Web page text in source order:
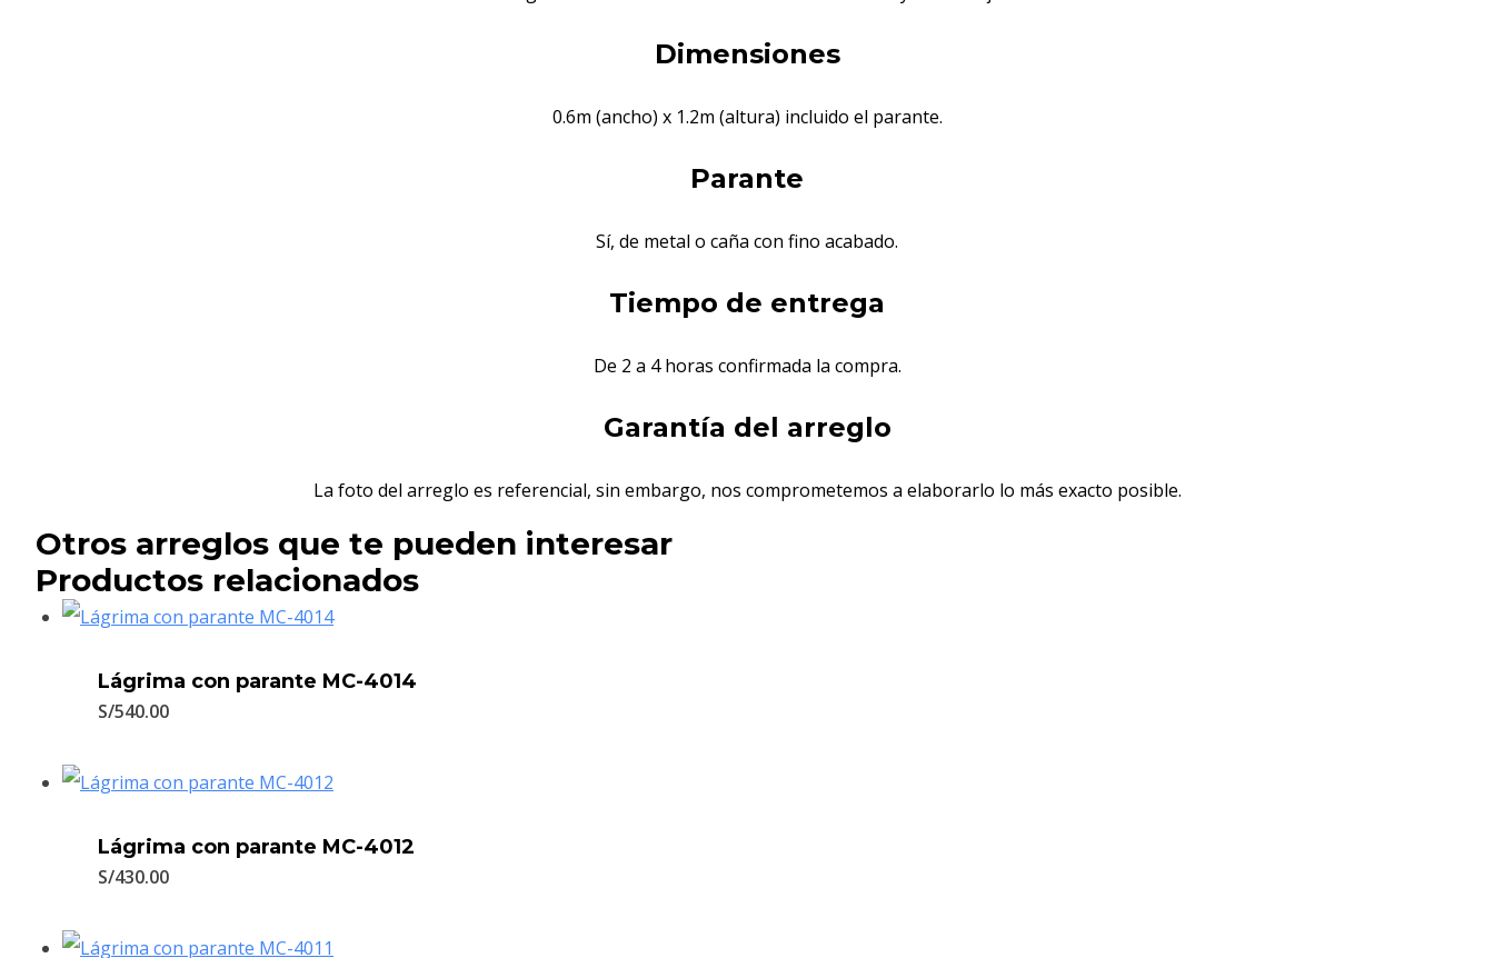
Dimensiones
0.6m (ancho) x 1.2m (altura) incluido el parante.
Parante
Sí, de metal o caña con fino acabado.
Tiempo de entrega
De 2 a 4 horas confirmada la compra.
Garantía del arreglo
La foto del arreglo es referencial, sin embargo, nos comprometemos a elaborarlo lo más exacto posible.
Otros arreglos que te pueden interesar
Productos relacionados
Lágrima con parante MC-4014
S/540.00
Lágrima con parante MC-4012
S/430.00